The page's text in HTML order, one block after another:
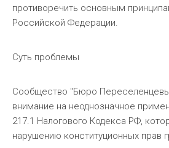
противоречить основным
Российской Федерации.
Суть проблемы
Сообщество "Бюро
внимание на неоднозначное
217.1 Налогового Кодекса РФ,
нарушению конституционных прав